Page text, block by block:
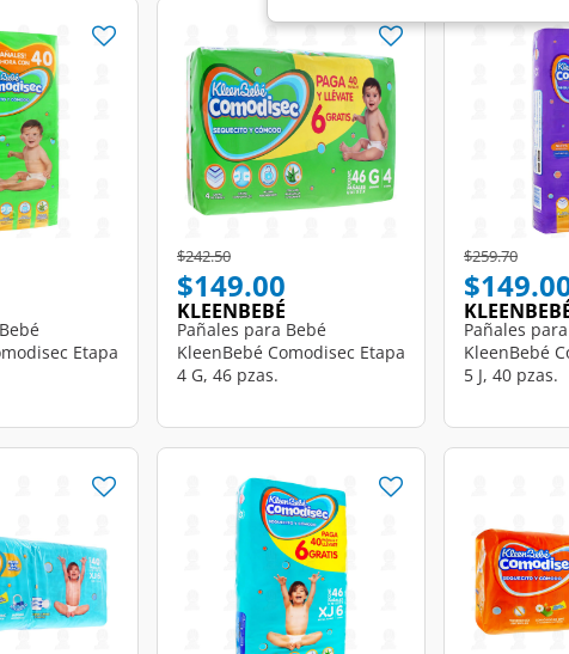
Etapa
Price reduced from
$242.50to
$149.00
KLEENBEBÉ
Pañales para Bebé
KleenBebé Comodisec Etapa
4 G, 46 pzas.
Price reduced
$259.70to
Pañales
KleenBebé
5 J, 40 pzas.